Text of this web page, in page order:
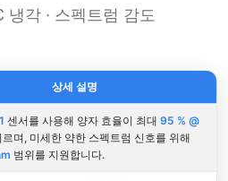
냉각 · 스펙트럼 감도
상세 설명
센서를 사용해 양자 효율이 최대 95 % @
르며, 미세한 약한 스펙트럼 신호를 위해
범위를 지원합니다.